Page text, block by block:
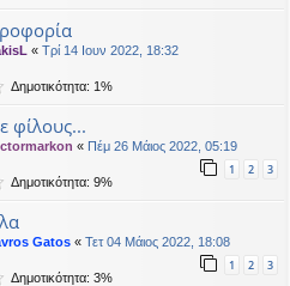
« Τρί 14 Ιουν 2022, 18:32
Δημοτικότητα: 1%
φίλους...
« Πέμ 26 Μάιος 2022, 05:19
1 2 3
Δημοτικότητα: 9%
Gatos « Τετ 04 Μάιος 2022, 18:08
1 2 3
Δημοτικότητα: 3%